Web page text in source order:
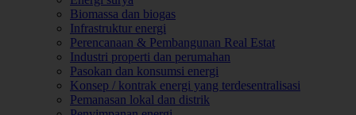
Biomassa dan biogas
Infrastruktur energi
Perencanaan & Pembangunan Real Estat
Industri properti dan perumahan
Pasokan dan konsumsi energi
Konsep / kontrak energi yang terdesentralisasi
Pemanasan lokal dan distrik